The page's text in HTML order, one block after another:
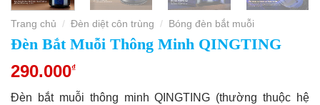
Trang chủ / Đèn diệt côn trùng / Bóng đèn bắt muỗi
Đèn Bắt Muỗi Thông Minh QINGTING
290.000₫
Đèn bắt muỗi thông minh QINGTING (thường thuộc hệ